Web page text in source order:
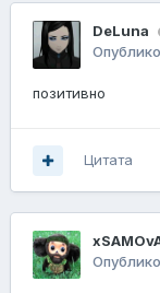
DeLuna
позитивно
Цитата